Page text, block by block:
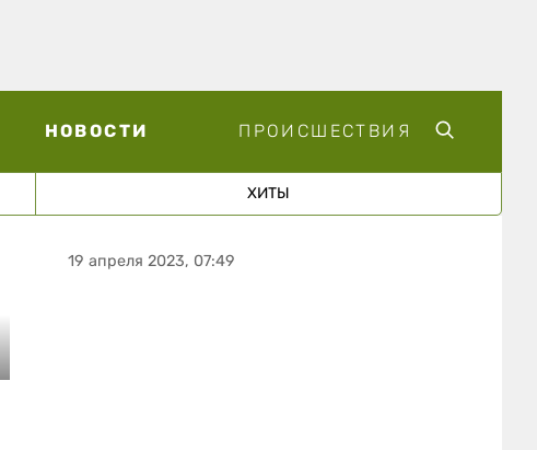
НОВОСТИ ПРОИСШЕСТВИЯ
ХИТЫ
19 апреля 2023, 07:49